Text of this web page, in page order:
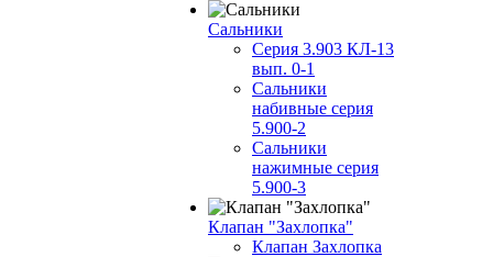
Сальники
Серия 3.903 КЛ-13
вып. 0-1
Сальники
набивные серия
5.900-2
Сальники
нажимные серия
5.900-3
Клапан "Захлопка"
Клапан Захлопка